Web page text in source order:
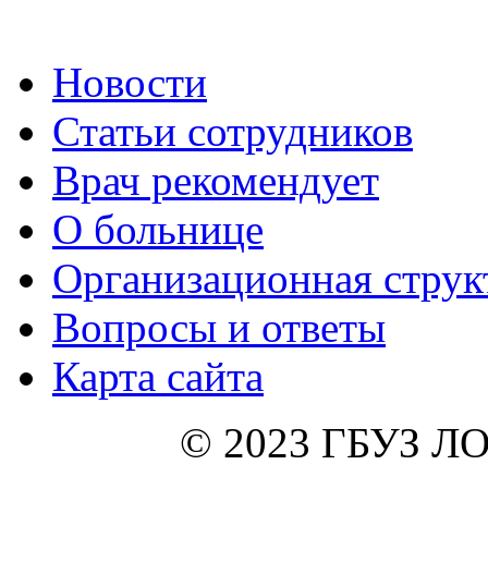
Новости
Статьи сотрудников
Врач рекомендует
О больнице
Организационная
Вопросы и ответы
Карта сайта
© 2023 ГБУЗ